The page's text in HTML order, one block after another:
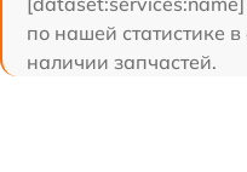
по нашей статистике
наличии запчастей.